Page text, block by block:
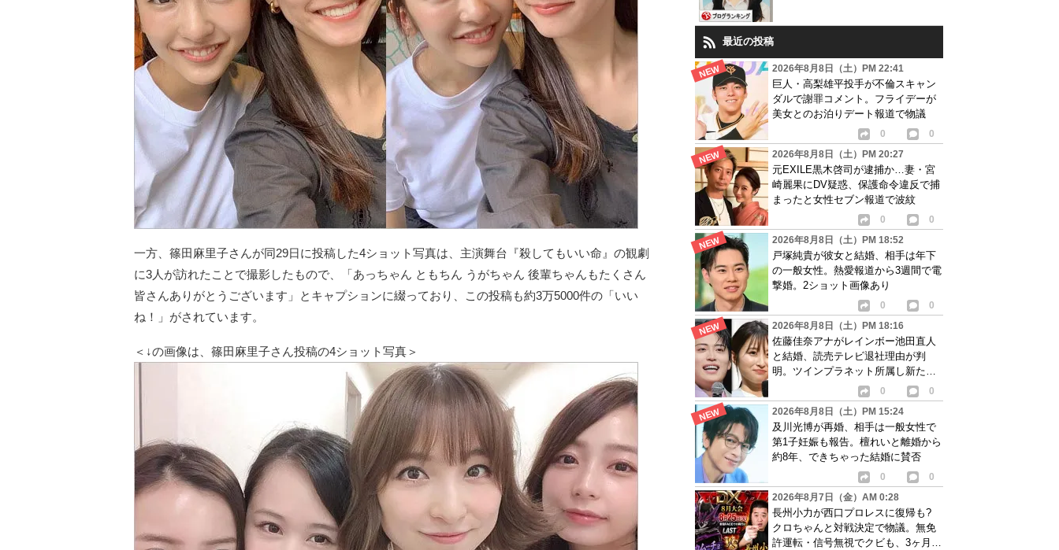
一方、篠田麻里子さんが同29日に投稿した4ショット写真は、主演舞台『殺してもいい命』の観劇
に3人が訪れたことで撮影したもので、「あっちゃん ともちん うがちゃん 後輩ちゃんもたくさん
皆さんありがとうございます」とキャプションに綴っており、この投稿も約3万5000件の「いい
ね！」がされています。
＜↓の画像は、篠田麻里子さん投稿の4ショット写真＞
最近の投稿
2026年8月8日（土）PM 22:41
巨人・高梨雄平投手が不倫スキャン
ダルで謝罪コメント。フライデーが
美女とのお泊りデート報道で物議
0
0
2026年8月8日（土）PM 20:27
元EXILE黒木啓司が逮捕か…妻・宮
崎麗果にDV疑惑、保護命令違反で捕
まったと女性セブン報道で波紋
0
0
2026年8月8日（土）PM 18:52
戸塚純貴が彼女と結婚、相手は年下
の一般女性。熱愛報道から3週間で電
撃婚。2ショット画像あり
0
0
2026年8月8日（土）PM 18:16
佐藤佳奈アナがレインボー池田直人
と結婚、読売テレビ退社理由が判
明。ツインプラネット所属し新たな
0
0
2026年8月8日（土）PM 15:24
及川光博が再婚、相手は一般女性で
第1子妊娠も報告。檀れいと離婚から
約8年、できちゃった結婚に賛否
0
0
2026年8月7日（金）AM 0:28
長州小力が西口プロレスに復帰も?
クロちゃんと対戦決定で物議。無免
許運転・信号無視でクビも、3ヶ月で